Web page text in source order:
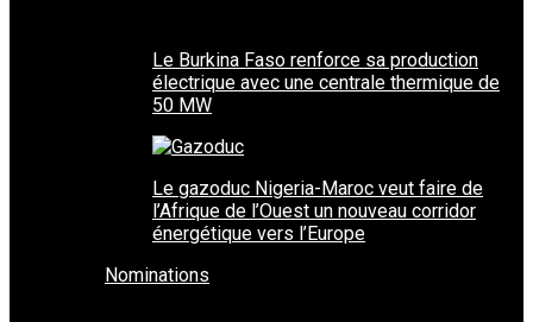
Le Burkina Faso renforce sa production
électrique avec une centrale thermique de
50 MW
Le gazoduc Nigeria-Maroc veut faire de
l’Afrique de l’Ouest un nouveau corridor
énergétique vers l’Europe
Nominations